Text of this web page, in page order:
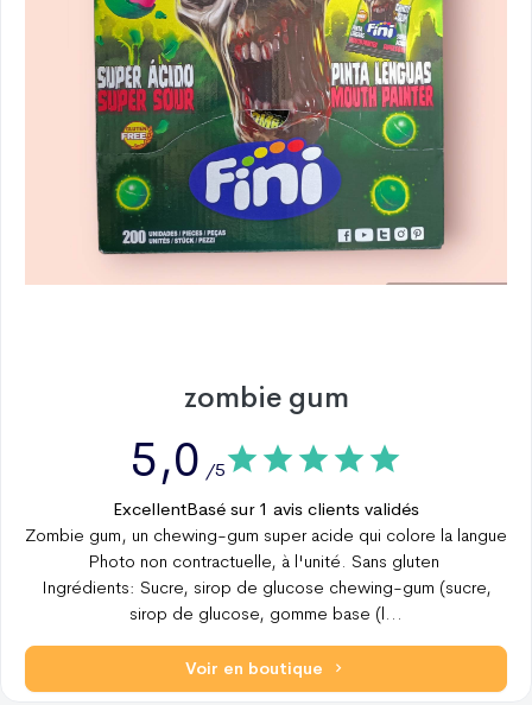
zombie gum
5,0 /5
ExcellentBasé sur 1 avis clients validés
Zombie gum, un chewing-gum super acide qui colore la langue
Photo non contractuelle, à l'unité. Sans gluten
Ingrédients: Sucre, sirop de glucose chewing-gum (sucre,
sirop de glucose, gomme base (l
Voir en boutique